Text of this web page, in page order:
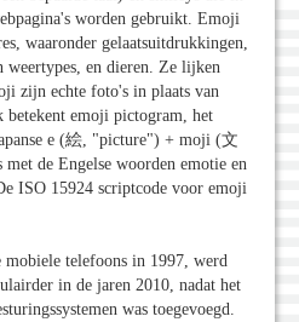
worden gebruikt. Emoji
waaronder gelaatsuitdrukkingen,
weertypes, en dieren. Ze lijken
zijn echte foto's in plaats van
emoji pictogram, het
e (絵, "picture") + moji (文
de Engelse woorden emotie en
ISO 15924 scriptcode voor emoji
mobiele telefoons in 1997, werd
in de jaren 2010, nadat het
was toegevoegd.